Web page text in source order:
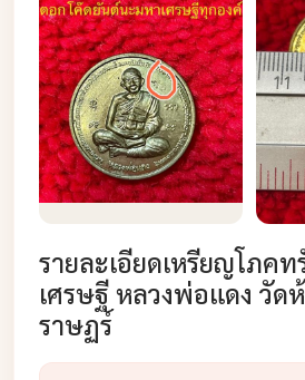
รายละเอียดเหรียญโภค
เศรษฐี หลวงพ่อแดง วัด
ราษฏร์